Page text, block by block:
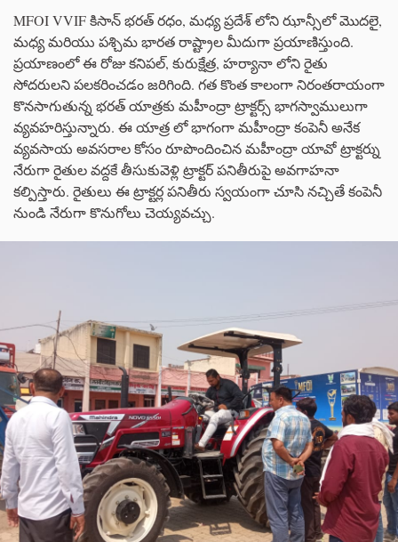
MFOI VVIF కిసాన్ భరత్ రధం, మధ్య ప్రదేశ్ లోని ఝాన్సీలో మొదలై,
మధ్య మరియు పశ్చిమ భారత రాష్ట్రాల మీదుగా ప్రయాణిస్తుంది.
ప్రయాణంలో ఈ రోజు కనిపల్, కురుక్షేత్ర, హర్యానా లోని రైతు
సోదరులని పలకరించడం జరిగింది. గత కొంత కాలంగా నిరంతరాయంగా
కొనసాగుతున్న భరత్ యాత్రకు మహీంద్రా ట్రాక్టర్స్ భాగస్వాములుగా
వ్యవహరిస్తున్నారు. ఈ యాత్ర లో భాగంగా మహీంద్రా కంపెనీ అనేక
వ్యవసాయ అవసరాల కోసం రూపొందించిన మహీంద్రా యావో ట్రాక్టర్ను
నేరుగా రైతుల వద్దకే తీసుకువెళ్లి ట్రాక్టర్ పనితీరుపై అవగాహనా
కల్పిస్తారు. రైతులు ఈ ట్రాక్టర్ల పనితీరు స్వయంగా చూసి నచ్చితే కంపెనీ
నుండి నేరుగా కొనుగోలు చెయ్యవచ్చు.